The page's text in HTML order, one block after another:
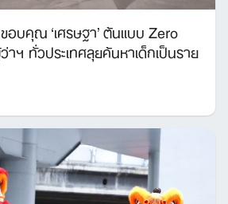
อบคุณ ‘เศรษฐา’ ต้นแบบ Zero
ฯ ทั่วประเทศลุยค้นหาเด็กเป็นราย